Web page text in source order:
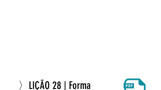
〉LIÇÃO 28 | Forma